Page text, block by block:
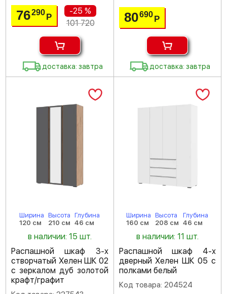
76290Р
-25 %
101 720
доставка: завтра
80690 Р
доставка: завтра
Ширина
120 см
Высота
210 см
Глубина
46 см
в наличии: 15 шт.
Распашной шкаф 3-х
створчатый Хелен ШК 02
с зеркалом дуб золотой
крафт/графит
Ширина
160 см
Высота
208 см
Глубина
46 см
в наличии: 11 шт.
Распашной шкаф 4-х
дверный Хелен ШК 05 с
полками белый
Код товара: 204524